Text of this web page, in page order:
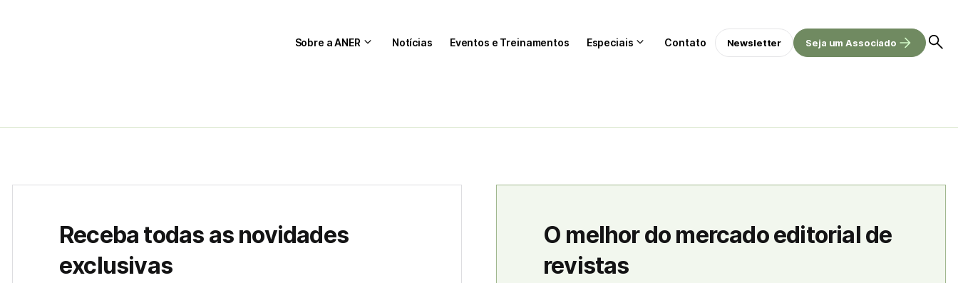
Sobre a ANER Notícias Eventos e Treinamentos Especiais Contato Newsletter Seja um Associado
Receba todas as novidades
exclusivas
O melhor do mercado editorial de
revistas